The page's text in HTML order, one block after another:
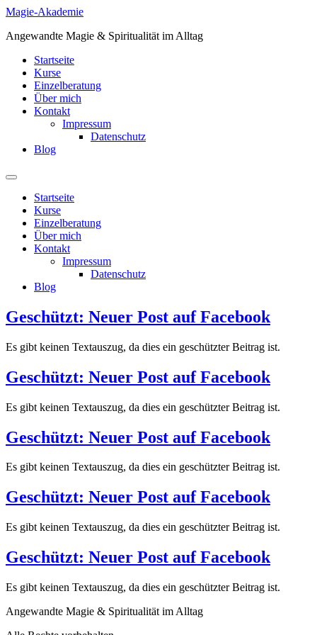
Zum
springen
Magie-Akademie
Angewandte Magie & Spiritualität im Alltag
Startseite
Kurse
Einzelberatung
Über mich
Kontakt
Impressum
Datenschutz
Blog
Startseite
Kurse
Einzelberatung
Über mich
Kontakt
Impressum
Datenschutz
Blog
Geschützt: Neuer Post auf Facebook
Es gibt keinen Textauszug, da dies ein geschützter Beitrag ist.
Geschützt: Neuer Post auf Facebook
Es gibt keinen Textauszug, da dies ein geschützter Beitrag ist.
Geschützt: Neuer Post auf Facebook
Es gibt keinen Textauszug, da dies ein geschützter Beitrag ist.
Geschützt: Neuer Post auf Facebook
Es gibt keinen Textauszug, da dies ein geschützter Beitrag ist.
Geschützt: Neuer Post auf Facebook
Es gibt keinen Textauszug, da dies ein geschützter Beitrag ist.
Angewandte Magie & Spiritualität im Alltag